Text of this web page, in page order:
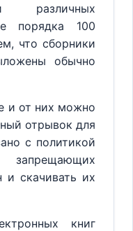
различных
порядка 100
что сборники
обычно
и от них можно
отрывок для
с политикой
и скачивать их
книг